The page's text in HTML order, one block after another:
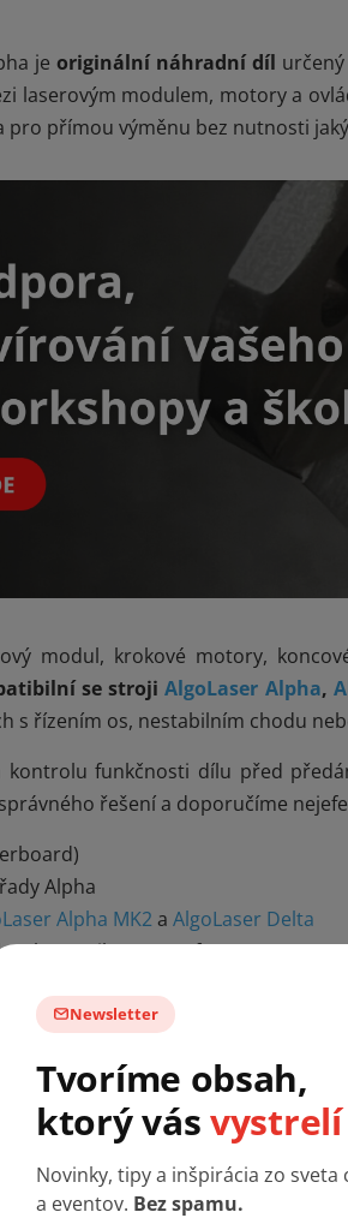
je originální náhradní díl
laserovým modulem, motory a
pro přímou výměnu bez nutnosti
modul, krokové motory,
se strojiAlgoLaser Alpha,
s řízením os, nestabilním chodu
kontrolu funkčnosti dílu před
správného řešení a doporučíme
Alpha
Alpha MK2a AlgoLaser Delta
a komunikace se softwarem
koncové spínače, napájení
aktualizace firmwaru
naše stroje prohlédnout
model bude pro váš projekt
Newsletter
Tvoríme obsah,
ktorý vásvystrelí
Novinky, tipy a inšpirácia zo
a eventov. Bez spamu.